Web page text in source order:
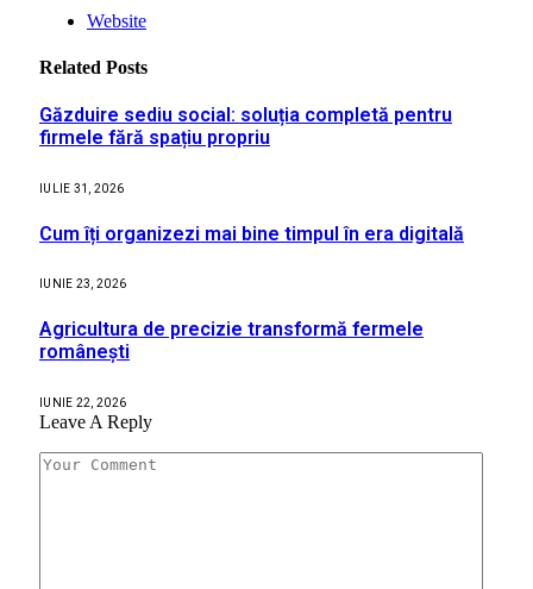
Website
Related Posts
Găzduire sediu social: soluția completă pentru
firmele fără spațiu propriu
IULIE 31, 2026
Cum îți organizezi mai bine timpul în era digitală
IUNIE 23, 2026
Agricultura de precizie transformă fermele
românești
IUNIE 22, 2026
Leave A Reply